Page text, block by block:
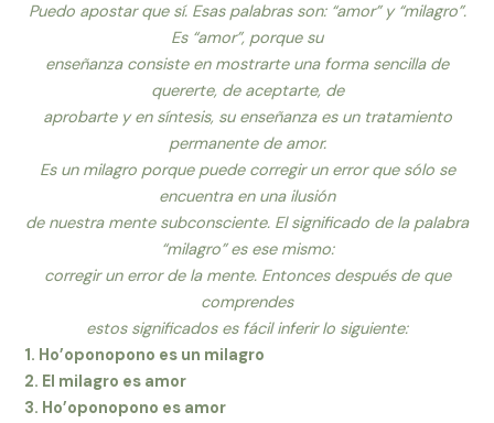
Puedo apostar que sí. Esas palabras son: “amor” y “milagro”.
Es “amor”, porque su
enseñanza consiste en mostrarte una forma sencilla de
quererte, de aceptarte, de
aprobarte y en síntesis, su enseñanza es un tratamiento
permanente de amor.
Es un milagro porque puede corregir un error que sólo se
encuentra en una ilusión
de nuestra mente subconsciente. El significado de la palabra
“milagro” es ese mismo:
corregir un error de la mente. Entonces después de que
comprendes
estos significados es fácil inferir lo siguiente:
1. Ho’oponopono es un milagro
2. El milagro es amor
3. Ho’oponopono es amor